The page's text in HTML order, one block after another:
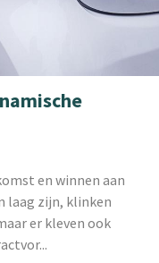
en winnen aan
laag zijn, klinken
er kleven ook